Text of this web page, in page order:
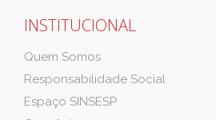
INSTITUCIONAL
Quem Somos
Responsabilidade Social
Espaço SINSESP